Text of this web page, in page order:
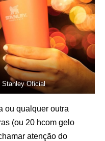
Stanley Oficial
ou qualquer outra
(ou 20 hcom gelo
atenção do